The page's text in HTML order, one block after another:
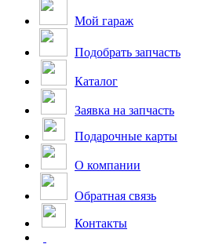
Мой гараж
Подобрать запчасть
Каталог
Заявка на запчасть
Подарочные карты
О компании
Обратная связь
Контакты